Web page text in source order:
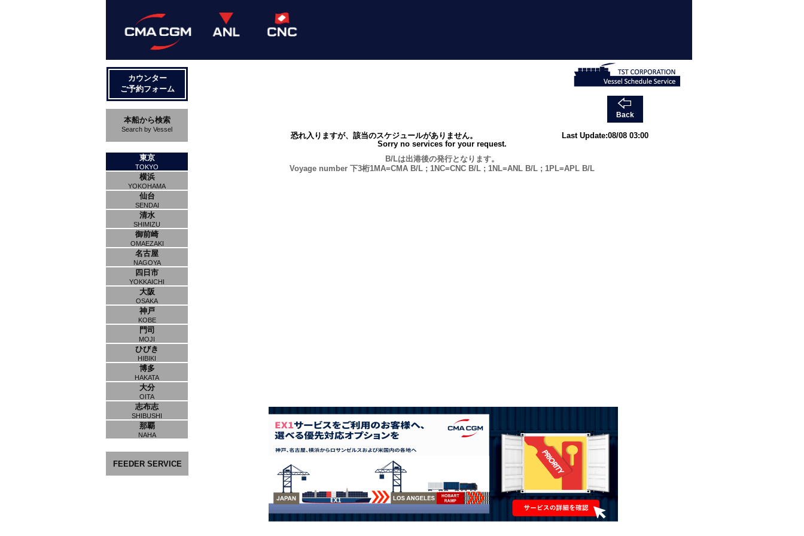
カウンター
ご予約フォーム
本船から検索
Search by Vessel
東京
TOKYO
横浜
YOKOHAMA
仙台
SENDAI
清水
SHIMIZU
御前崎
OMAEZAKI
名古屋
NAGOYA
四日市
YOKKAICHI
大阪
OSAKA
神戸
KOBE
門司
MOJI
ひびき
HIBIKI
博多
HAKATA
大分
OITA
志布志
SHIBUSHI
那覇
NAHA
FEEDER SERVICE
Back
Last Update:08/08 03:00
恐れ入りますが、該当のスケジュールがありません。
Sorry no services for your request.
B/Lは出港後の発行となります。
Voyage number 下3桁1MA=CMA B/L ; 1NC=CNC B/L ; 1NL=ANL B/L ; 1PL=APL B/L